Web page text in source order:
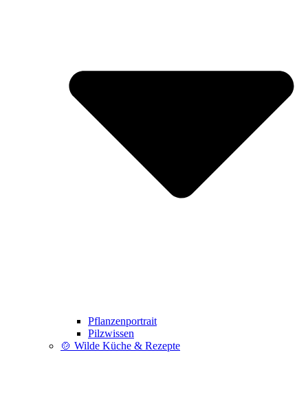
Pflanzenportrait
Pilzwissen
🍲 Wilde Küche & Rezepte